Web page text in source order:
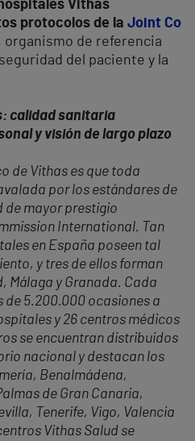
Vithas
protocolos de la Joint Co
organismo de referencia
del paciente y la
calidad sanitaria
y visión de largo plazo
de Vithas es que toda
por los estándares de
de mayor prestigio
International. Tan
en España poseen tal
y tres de ellos forman
Málaga y Granada. Cada
de 5.200.000 ocasiones a
y 26 centros médicos
se encuentran distribuidos
nacional y destacan los
Benalmádena,
de Gran Canaria,
Tenerife, Vigo, Valencia
Vithas Salud se